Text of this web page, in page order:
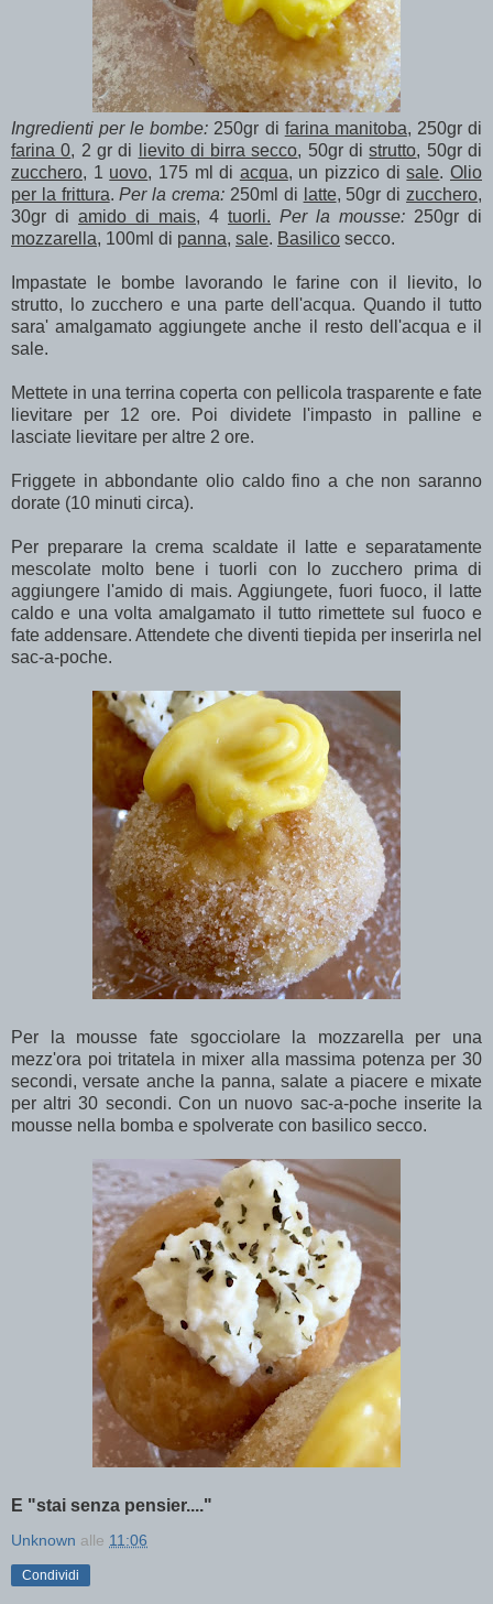
Ingredienti per le bombe: 250gr di farina manitoba, 250gr di
farina 0, 2 gr di lievito di birra secco, 50gr distrutto, 50gr di
zucchero, 1 uovo, 175 ml di acqua, un pizzico disale.Olio
per la frittura.Per la crema: 250ml di latte, 50gr di zucchero,
30gr di amido di mais, 4 tuorli. Per la mousse: 250gr di
mozzarella, 100ml di panna, sale. Basilico secco.
Impastate le bombe lavorando le farine con il lievito, lo
strutto, lo zucchero e una parte dell'acqua. Quando il tutto
sara' amalgamato aggiungete anche il resto dell'acqua e il
sale.
Mettete in una terrina coperta con pellicola trasparente e fate
lievitare per 12 ore. Poi dividete l'impasto in palline e
lasciate lievitare per altre 2 ore.
Friggete in abbondante olio caldo fino a che non saranno
dorate (10 minuti circa).
Per preparare la crema scaldate il latte e separatamente
mescolate molto bene i tuorli con lo zucchero prima di
aggiungere l'amido di mais. Aggiungete, fuori fuoco, il latte
caldo e una volta amalgamato il tutto rimettete sul fuoco e
fate addensare. Attendete che diventi tiepida per inserirla nel
sac-a-poche.
Per la mousse fate sgocciolare la mozzarella per una
mezz'ora poi tritatela in mixer alla massima potenza per 30
secondi, versate anche la panna, salate a piacere e mixate
per altri 30 secondi. Con un nuovo sac-a-poche inserite la
mousse nella bomba e spolverate con basilico secco.
E "stai senza pensier...."
Unknown alle 11:06
Condividi